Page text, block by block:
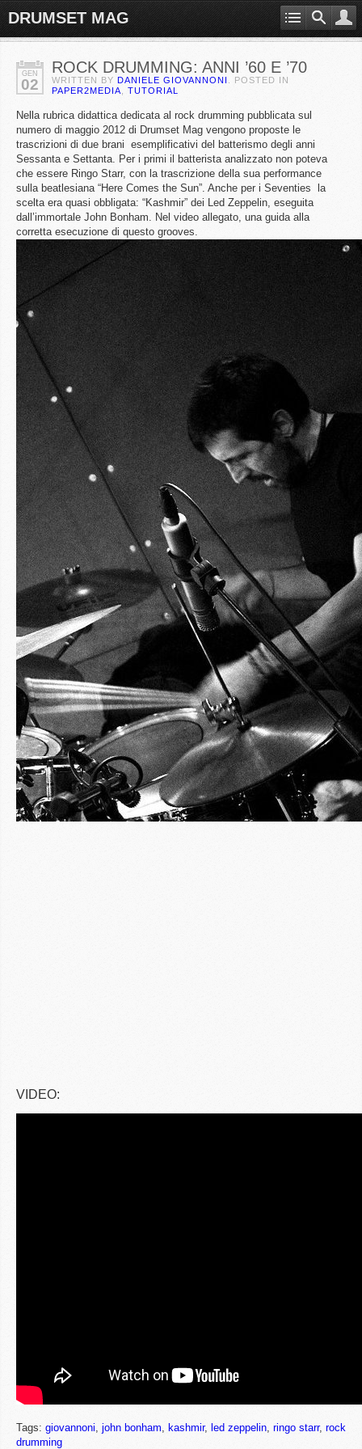
DRUMSET MAG
GEN
02
ROCK DRUMMING: ANNI ’60 E ’70
WRITTEN BY DANIELE GIOVANNONI
. POSTED IN
PAPER2MEDIA
TUTORIAL
Nella rubrica didattica dedicata al rock drumming pubblicata sul
numero di maggio 2012 di Drumset Mag vengono proposte le
trascrizioni di due brani esemplificativi del batterismo degli anni
Sessanta e Settanta. Per i primi il batterista analizzato non poteva
che essere Ringo Starr, con la trascrizione della sua performance
sulla beatlesiana “Here Comes the Sun”. Anche per i Seventies la
scelta era quasi obbligata: “Kashmir” dei Led Zeppelin, eseguita
dall’immortale John Bonham. Nel video allegato, una guida alla
corretta esecuzione di questo grooves.
VIDEO:
Tags: giovannoni, john bonham, kashmir, led zeppelin, ringo starr, rock
drumming